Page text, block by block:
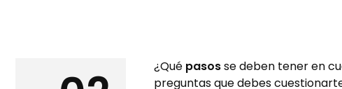
¿Qué pasosse deben tener en
preguntas que debes